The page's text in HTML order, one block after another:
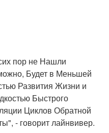
пор не Нашли
Будет в Меньшей
Развития Жизни и
Быстрого
Циклов Обратной
- говорит лайнвивер.